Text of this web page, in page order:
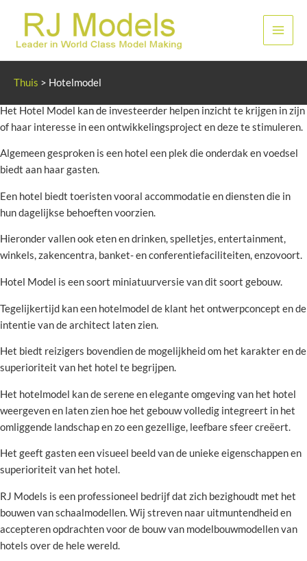
Thuis > Hotelmodel
Hotelmodel
Het Hotel Model kan de investeerder helpen inzicht te krijgen in zijn
of haar interesse in een ontwikkelingsproject en deze te stimuleren.
Algemeen gesproken is een hotel een plek die onderdak en voedsel
biedt aan haar gasten.
Een hotel biedt toeristen vooral accommodatie en diensten die in
hun dagelijkse behoeften voorzien.
Hieronder vallen ook eten en drinken, spelletjes, entertainment,
winkels, zakencentra, banket- en conferentiefaciliteiten, enzovoort.
Hotel Model is een soort miniatuurversie van dit soort gebouw.
Tegelijkertijd kan een hotelmodel de klant het ontwerpconcept en de
intentie van de architect laten zien.
Het biedt reizigers bovendien de mogelijkheid om het karakter en de
superioriteit van het hotel te begrijpen.
Het hotelmodel kan de serene en elegante omgeving van het hotel
weergeven en laten zien hoe het gebouw volledig integreert in het
omliggende landschap en zo een gezellige, leefbare sfeer creëert.
Het geeft gasten een visueel beeld van de unieke eigenschappen en
superioriteit van het hotel.
RJ Models is een professioneel bedrijf dat zich bezighoudt met het
bouwen van schaalmodellen. Wij streven naar uitmuntendheid en
accepteren opdrachten voor de bouw van modelbouwmodellen van
hotels over de hele wereld.